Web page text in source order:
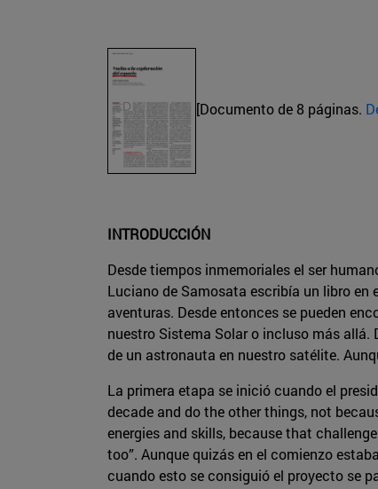
[Documento de 8 páginas.
INTRODUCCIÓN
Desde tiempos inmemoriales el ser
Luciano de Samosata escribía un libro en
aventuras. Desde entonces se pueden
nuestro Sistema Solar o incluso más
de un astronauta en nuestro satélite.
La primera etapa se inició cuando el
decade and do the other things, not
energies and skills, because that
too”. Aunque quizás en el comienzo
cuando esto se consiguió el proyecto se